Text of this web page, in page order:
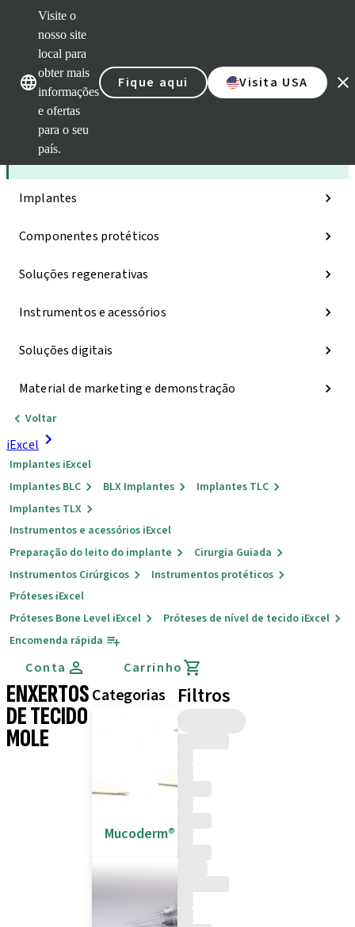
Visite o
nosso site
local para
obter mais
informações
e ofertas
para o seu
país.
Fique aqui Visita USA
Categorias
iExcel
Implantes
Componentes protéticos
Soluções regenerativas
Instrumentos e acessórios
Soluções digitais
Material de marketing e demonstração
Voltar
iExcel
Implantes iExcel
Implantes BLC
BLX Implantes
Implantes TLC
Implantes TLX
Instrumentos e acessórios iExcel
Preparação do leito do implante
Cirurgia Guiada
Instrumentos Cirúrgicos
Instrumentos protéticos
Próteses iExcel
Próteses Bone Level iExcel
Próteses de nível de tecido iExcel
Encomenda rápida
Conta Carrinho
ENXERTOS
DE TECIDO
MOLE
Categorias
Mucoderm®
Filtros